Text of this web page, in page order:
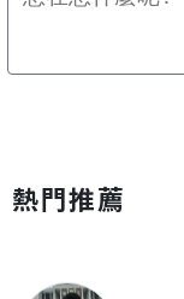
熱門推薦